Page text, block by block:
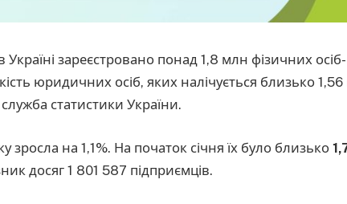
Україні зареєстровано понад 1,8 млн фізичних осіб-
юридичних осіб, яких налічується близько
статистики України.
зросла на 1,1%. На початок січня їх було близько
досяг 1 801 587 підприємців.